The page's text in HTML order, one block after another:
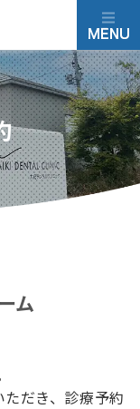
ム
だき、診療予約